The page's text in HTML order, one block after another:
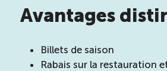
Avantages
Billets de saison
Rabais sur la restauration